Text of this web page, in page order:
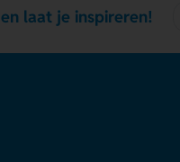
laat je inspireren!